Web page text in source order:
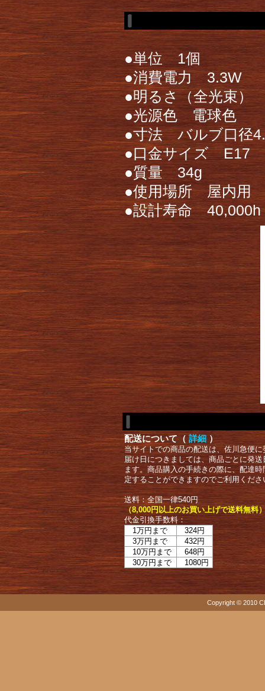
●単位 1個
●消費電力 3.3W
●明るさ（全光束）
●光源色 電球色
●寸法 バルブ口径
●口金サイズ E17
●質量 34g
●使用場所 屋内用
●設計寿命 40,000h
配送について（ 詳細 ）
当サイトでの商品の配送は、佐川急便
届け日につきましては、商品ごとに発
ます。商品購入の手続きの際に、配達
定することができますのでご利用くださ
送料：全国一律540円
（8,000円以上のお買い上げで送料無料
代金引換手数料：
1万円まで
324円
3万円まで
432円
10万円まで
648円
30万円まで
1080円
Copyright © 2010